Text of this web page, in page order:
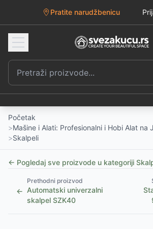
Pratite narudžbenicu
Početak
>Mašine i Alati: Profesionalni i Hobi Alat na
>Skalpeli
← Pogledaj sve proizvode u kategoriji
←
Prethodni proizvod
Automatski univerzalni
skalpel SZK40